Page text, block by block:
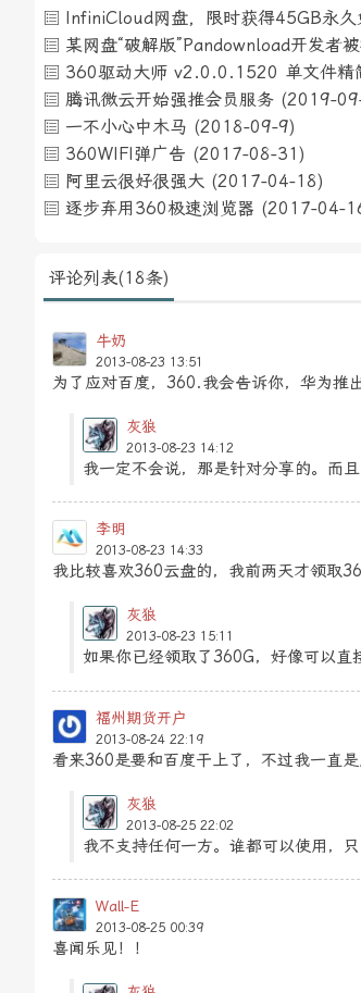
InfiniCloud网盘，限时获得45GB永久
某网盘“破解版”Pandownload开发者
360驱动大师 v2.0.0.1520 单文件精
腾讯微云开始强推会员服务 (2019-
一不小心中木马 (2018-09-9)
360WIFI弹广告 (2017-08-31)
阿里云很好很强大 (2017-04-18)
逐步弃用360极速浏览器 (2017-04-
评论列表(18条)
牛奶
2013-08-23 13:51
为了应对百度，360.我会告诉你，华为推
灰狼
2013-08-23 14:12
我一定不会说，那是针对分享的。而
李明
2013-08-23 14:33
我比较喜欢360云盘的，我前两天才领取
灰狼
2013-08-23 15:11
如果你已经领取了360G，好像可以直
福州期货开户
2013-08-24 22:19
看来360是要和百度干上了，不过我一直
灰狼
2013-08-25 22:02
我不支持任何一方。谁都可以使用，
Wall-E
2013-08-25 00:39
喜闻乐见！！